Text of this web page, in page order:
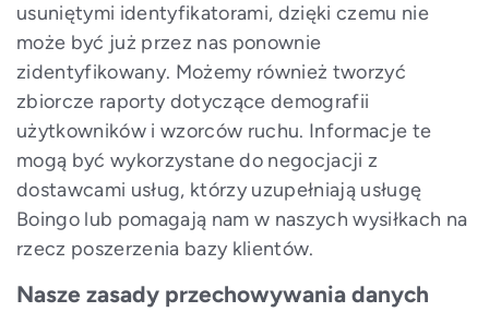
usuniętymi identyfikatorami, dzięki czemu nie
może być już przez nas ponownie
zidentyfikowany. Możemy również tworzyć
zbiorcze raporty dotyczące demografii
użytkowników i wzorców ruchu. Informacje te
mogą być wykorzystane do negocjacji z
dostawcami usług, którzy uzupełniają usługę
Boingo lub pomagają nam w naszych wysiłkach na
rzecz poszerzenia bazy klientów.
Nasze zasady przechowywania danych